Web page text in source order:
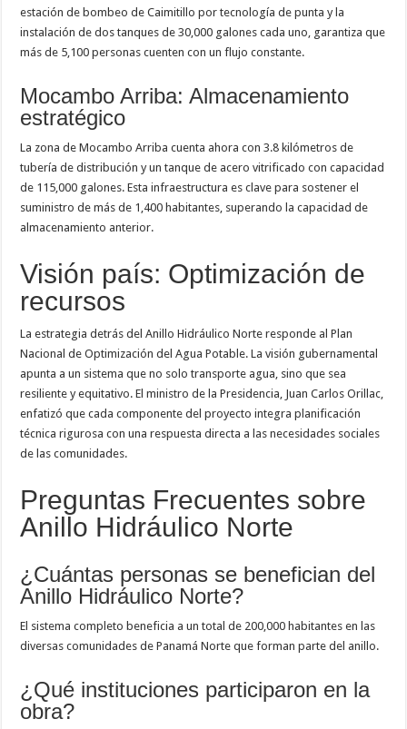
estación de bombeo de Caimitillo por tecnología de punta y la
instalación de dos tanques de 30,000 galones cada uno, garantiza que
más de 5,100 personas cuenten con un flujo constante.
Mocambo Arriba: Almacenamiento
estratégico
La zona de Mocambo Arriba cuenta ahora con 3.8 kilómetros de
tubería de distribución y un tanque de acero vitrificado con capacidad
de 115,000 galones. Esta infraestructura es clave para sostener el
suministro de más de 1,400 habitantes, superando la capacidad de
almacenamiento anterior.
Visión país: Optimización de
recursos
La estrategia detrás del Anillo Hidráulico Norte responde al Plan
Nacional de Optimización del Agua Potable. La visión gubernamental
apunta a un sistema que no solo transporte agua, sino que sea
resiliente y equitativo. El ministro de la Presidencia, Juan Carlos Orillac,
enfatizó que cada componente del proyecto integra planificación
técnica rigurosa con una respuesta directa a las necesidades sociales
de las comunidades.
Preguntas Frecuentes sobre
Anillo Hidráulico Norte
¿Cuántas personas se benefician del
Anillo Hidráulico Norte?
El sistema completo beneficia a un total de 200,000 habitantes en las
diversas comunidades de Panamá Norte que forman parte del anillo.
¿Qué instituciones participaron en la
obra?